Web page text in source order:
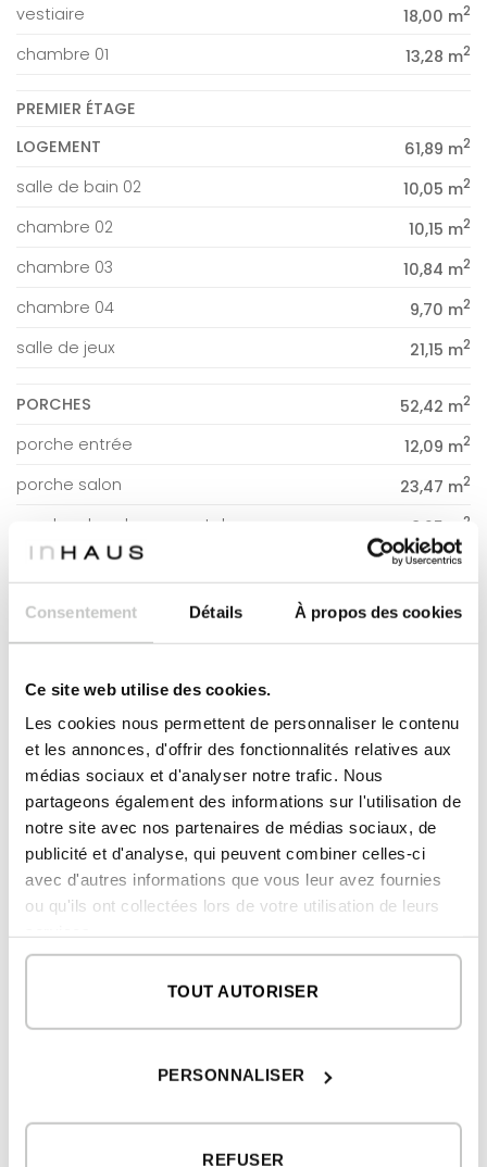
Consentement Détails À propos des cookies
Ce site web utilise des cookies.
Les cookies nous permettent de personnaliser le contenu
et les annonces, d'offrir des fonctionnalités relatives aux
médias sociaux et d'analyser notre trafic. Nous
partageons également des informations sur l'utilisation de
notre site avec nos partenaires de médias sociaux, de
publicité et d'analyse, qui peuvent combiner celles-ci
avec d'autres informations que vous leur avez fournies
ou qu'ils ont collectées lors de votre utilisation de leurs
TOUT AUTORISER
PERSONNALISER
REFUSER
vestiaire 18,00 m2
chambre 01 13,28 m2
PREMIER ÉTAGE
LOGEMENT
61,89 m2
salle de bain 02 10,05 m2
chambre 02 10,15 m2
chambre 03 10,84 m2
chambre 04 9,70 m2
salle de jeux 21,15 m2
PORCHES 52,42 m2
porche entrée 12,09 m2
porche salon 23,47 m2
porche chambre parentale 8,25 m 2
porche chambre 8,61 m
LOGEMENT
PORCHES
REZ-DE-CHAUSSÉE
logement
203,19 m
porches 43,81 m
logement
99,42 m
MODÈLES DE MAISON ASSOCIÉS